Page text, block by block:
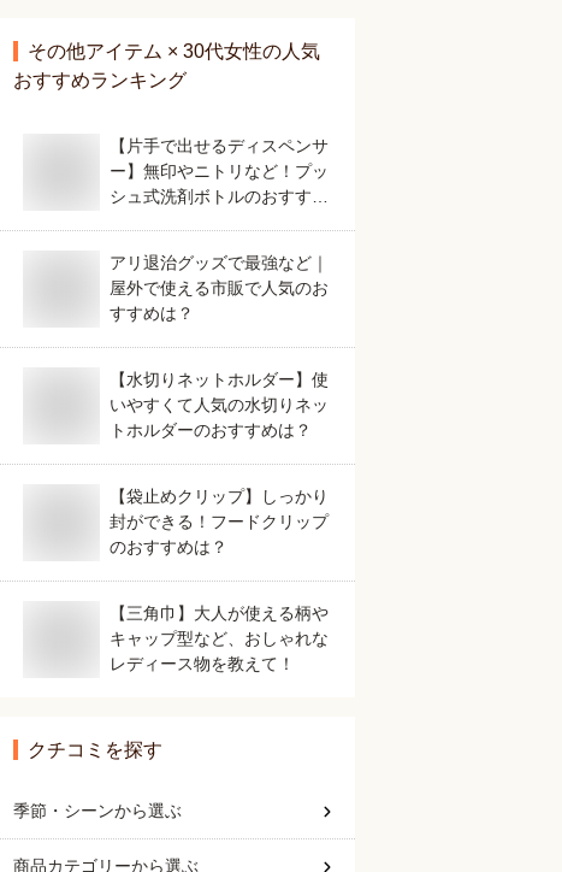
その他アイテム × 30代女性の人気
おすすめランキング
【片手で出せるディスペンサ
ー】無印やニトリなど！プッ
シュ式洗剤ボトルのおすすめ
アリ退治グッズで最強など｜
屋外で使える市販で人気のお
すすめは？
【水切りネットホルダー】使
いやすくて人気の水切りネッ
トホルダーのおすすめは？
【袋止めクリップ】しっかり
封ができる！フードクリップ
のおすすめは？
【三角巾】大人が使える柄や
キャップ型など、おしゃれな
レディース物を教えて！
クチコミを探す
季節・シーンから選ぶ
商品カテゴリーから選ぶ